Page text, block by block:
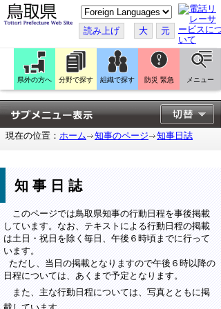
こ
の
ペ
ー
ジ
翻
訳
す
る
読み上げ 大 元
県外の方へ 分野で探す 組織で探す 防災 緊急 メニュー
現在の位置： ホーム 知事のページ 知事日誌
知事日誌
このページでは鳥取県知事の行動日程を事後掲載
しています。なお、テキストによる行動日程の掲載
は土日・祝日を除く毎日、午後６時頃までに行って
います。
ただし、当日の掲載となりますので午後６時以降の
日程については、あくまで予定となります。
また、主な行動日程については、写真とともに掲